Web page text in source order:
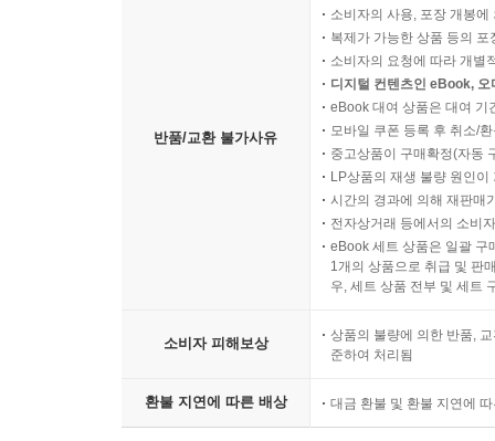
반품/교환 불가사유
소비자의 사용, 포장 개봉
복제가 가능한 상품 등의
소비자의 요청에 따라 개별
디지털 컨텐츠인 eBook,
eBook 대여 상품은 대여 기
모바일 쿠폰 등록 후 취소/
중고상품이 구매확정(자동
LP상품의 재생 불량 원인
시간의 경과에 의해 재판매
전자상거래 등에서의 소비
eBook 세트 상품은 일괄 구
1개의 상품으로 취급 및 판
우, 세트 상품 전부 및 세트
소비자 피해보상
상품의 불량에 의한 반품,
준하여 처리됨
환불 지연에 따른 배상 대금 환불 및 환불 지연에